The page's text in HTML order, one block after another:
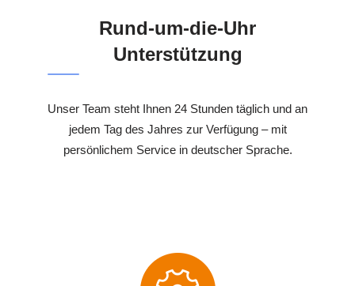
Rund-um-die-Uhr
Unterstützung
Unser Team steht Ihnen 24 Stunden täglich und an
jedem Tag des Jahres zur Verfügung – mit
persönlichem Service in deutscher Sprache.